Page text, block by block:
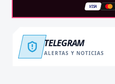
VISA
TELEGRAM
ALERTAS Y NOTICIAS